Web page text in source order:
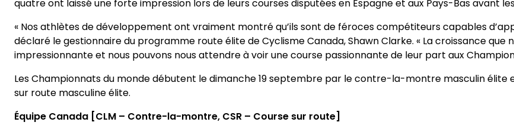
quatre ont laissé une forte impression lors de leurs courses disputées en Espagne et aux Pays-Bas avant
« Nos athlètes de développement ont vraiment montré qu’ils sont de féroces compétiteurs capables
déclaré le gestionnaire du programme route élite de Cyclisme Canada, Shawn Clarke. « La croissance que
impressionnante et nous pouvons nous attendre à voir une course passionnante de leur part aux
Les Championnats du monde débutent le dimanche 19 septembre par le contre-la-montre masculin
sur route masculine élite.
Équipe Canada [CLM – Contre-la-montre, CSR – Course sur route]